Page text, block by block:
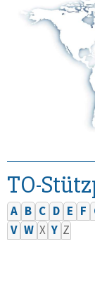
TO-
A B C D E F
V W X Y Z